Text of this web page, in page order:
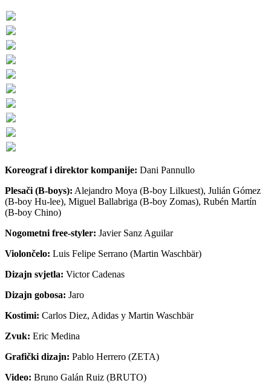
Koreograf i direktor kompanije: Dani Pannullo
Plesači (B-boys): Alejandro Moya (B-boy Lilkuest), Julián Gómez
(B-boy Hu-lee), Miguel Ballabriga (B-boy Zomas), Rubén Martín
(B-boy Chino)
Nogometni free-styler: Javier Sanz Aguilar
Violončelo: Luis Felipe Serrano (Martin Waschbär)
Dizajn svjetla: Victor Cadenas
Dizajn gobosa: Jaro
Kostimi: Carlos Diez, Adidas y Martin Waschbär
Zvuk: Eric Medina
Grafički dizajn: Pablo Herrero (ZETA)
Video: Bruno Galán Ruiz (BRUTO)